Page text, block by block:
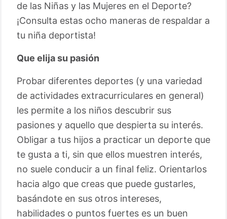
de las Niñas y las Mujeres en el Deporte?
¡Consulta estas ocho maneras de respaldar a
tu niña deportista!
Que elija su pasión
Probar diferentes deportes (y una variedad
de actividades extracurriculares en general)
les permite a los niños descubrir sus
pasiones y aquello que despierta su interés.
Obligar a tus hijos a practicar un deporte que
te gusta a ti, sin que ellos muestren interés,
no suele conducir a un final feliz. Orientarlos
hacia algo que creas que puede gustarles,
basándote en sus otros intereses,
habilidades o puntos fuertes es un buen